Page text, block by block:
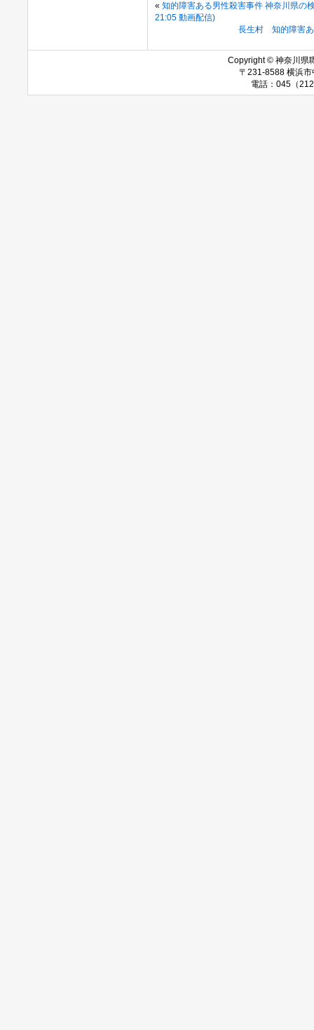
« 知的障害ある男性殺害事件 神奈川県
21:05 動画配信)
長生村 知的障害あ
Copyright © 神奈川県
〒231-8588 横浜市
電話：045（